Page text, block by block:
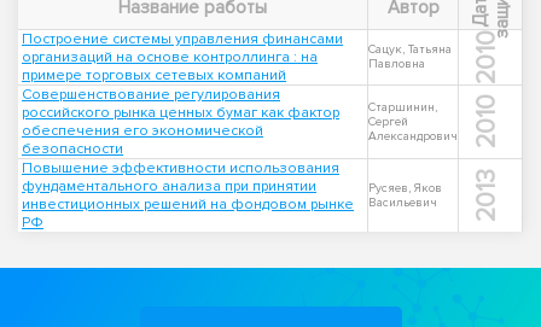
Название работы Автор
Построение системы управления финансами
организаций на основе контроллинга : на
примере торговых сетевых компаний
Сацук, Татьяна
Павловна
2010
Совершенствование регулирования
российского рынка ценных бумаг как фактор
обеспечения его экономической
безопасности
Старшинин,
Сергей
Александрович
2010
Повышение эффективности использования
фундаментального анализа при принятии
инвестиционных решений на фондовом рынке
РФ
Русяев, Яков
Васильевич
2013